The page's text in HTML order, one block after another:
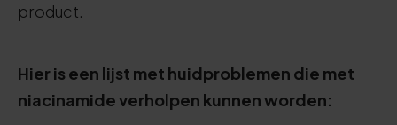
product.
Hier is een lijst met huidproblemen die met
niacinamide verholpen kunnen worden: